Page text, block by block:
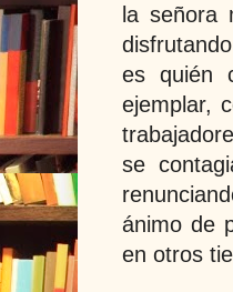
la señora
es quién
ejemplar,
se
ánimo de
en otros